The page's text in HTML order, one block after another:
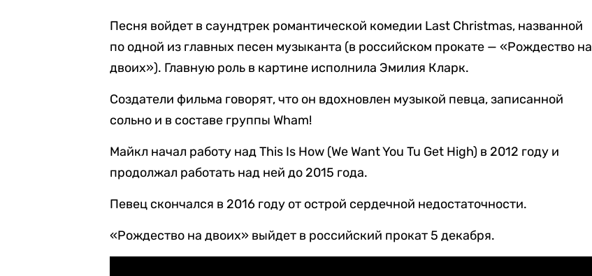
Песня войдет в саундтрек романтической комедии Last Christmas, названной
по одной из главных песен музыканта (в российском прокате — «Рождество на
двоих»). Главную роль в картине исполнила Эмилия Кларк.
Создатели фильма говорят, что он вдохновлен музыкой певца, записанной
сольно и в составе группы Wham!
Майкл начал работу над This Is How (We Want You Tu Get High) в 2012 году и
продолжал работать над ней до 2015 года.
Певец скончался в 2016 году от острой сердечной недостаточности.
«Рождество на двоих» выйдет в российский прокат 5 декабря.